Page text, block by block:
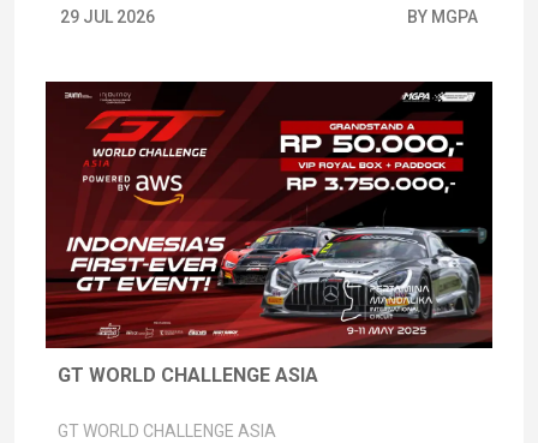
29 JUL 2026 BY MGPA
GT WORLD CHALLENGE ASIA
GT WORLD CHALLENGE ASIA